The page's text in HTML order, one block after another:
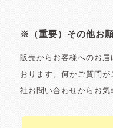
※（重要）その他お
販売からお客様へのお
おります。何かご質問
社お問い合わせからお気